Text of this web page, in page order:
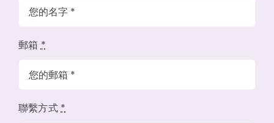
郵箱*
聯繫方式*